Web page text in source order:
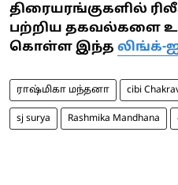
திரையரங்குகளில்
பற்றிய தகவல்களை
கொள்ள இந்த லிங்க்-
ராஷ்மிகா மந்தனா cibi
sj surya Rashmika Mandhana